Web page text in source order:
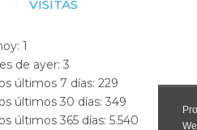
VISITAS
1
de ayer: 3
últimos 7 días: 229
últimos 30 días: 349
últimos 365 días: 5.540